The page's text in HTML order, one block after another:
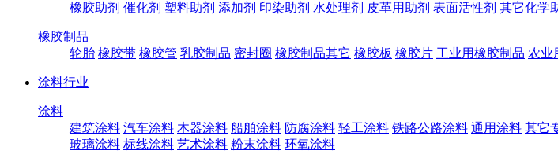
橡胶助剂 催化剂 塑料助剂 添加剂 印染助剂 水处理剂 皮革用助剂 表面活性剂 其它化学
橡胶制品
轮胎 橡胶带 橡胶管 乳胶制品 密封圈 橡胶制品其它 橡胶板 橡胶片 工业用橡胶制品 农业
涂料行业
涂料
建筑涂料 汽车涂料 木器涂料 船舶涂料 防腐涂料 轻工涂料 铁路公路涂料 通用涂料 其它
玻璃涂料 标线涂料 艺术涂料 粉末涂料 环氧涂料